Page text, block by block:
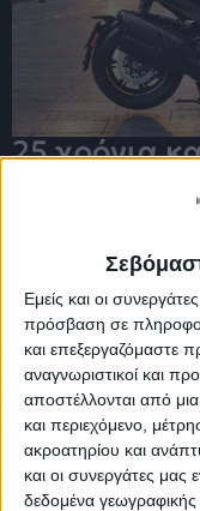
Εμείς και οι
πρόσβαση σε
και επεξεργαζόμαστε
αναγνωριστικοί και
αποστέλλονται από μια
και περιεχόμενο,
ακροατηρίου και
και οι συνεργάτες μας
δεδομένα
25 χρόνια
για το best
Τιμές στην